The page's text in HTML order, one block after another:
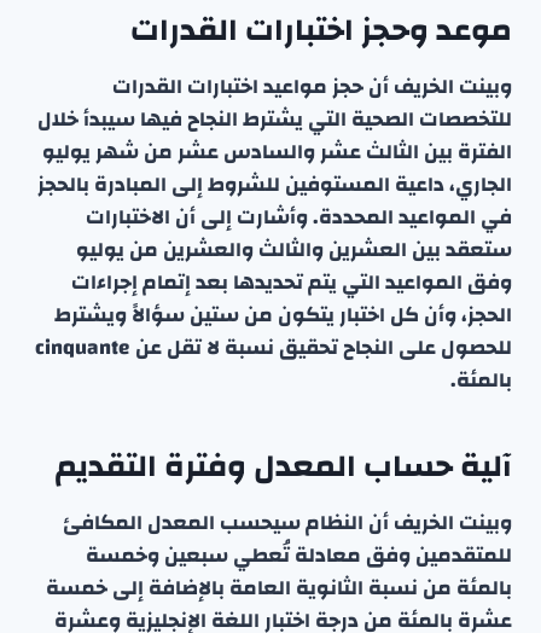
موعد وحجز اختبارات القدرات
وبينت الخريف أن حجز مواعيد اختبارات القدرات
للتخصصات الصحية التي يشترط النجاح فيها سيبدأ خلال
الفترة بين الثالث عشر والسادس عشر من شهر يوليو
الجاري، داعية المستوفين للشروط إلى المبادرة بالحجز
في المواعيد المحددة. وأشارت إلى أن الاختبارات
ستعقد بين العشرين والثالث والعشرين من يوليو
وفق المواعيد التي يتم تحديدها بعد إتمام إجراءات
الحجز، وأن كل اختبار يتكون من ستين سؤالاً ويشترط
للحصول على النجاح تحقيق نسبة لا تقل عن cinquante
بالمئة.
آلية حساب المعدل وفترة التقديم
وبينت الخريف أن النظام سيحسب المعدل المكافئ
للمتقدمين وفق معادلة تُعطي سبعين وخمسة
بالمئة من نسبة الثانوية العامة بالإضافة إلى خمسة
عشرة بالمئة من درجة اختبار اللغة الإنجليزية وعشرة